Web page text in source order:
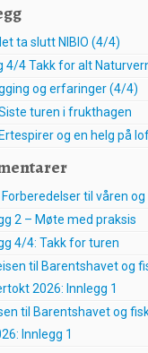
ta slutt NIBIO (4/4)
4/4 Takk for alt
og erfaringer (4/4)
turen i frukthagen
og en helg på
Forberedelser til våren
2 – Møte med praksis
4/4: Takk for turen
til Barentshavet og
2026: Innlegg 1
til Barentshavet og
Innlegg 1